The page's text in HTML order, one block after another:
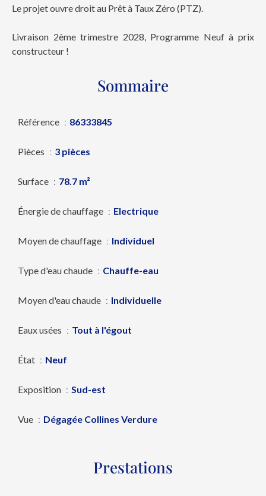
Le projet ouvre droit au Prêt à Taux Zéro (PTZ).
Livraison 2ème trimestre 2028, Programme Neuf à prix
constructeur !
Sommaire
Référence 86333845
Pièces 3 pièces
Surface 78.7 m²
Énergie de chauffage Electrique
Moyen de chauffage Individuel
Type d'eau chaude Chauffe-eau
Moyen d'eau chaude Individuelle
Eaux usées Tout à l'égout
État Neuf
Exposition Sud-est
Vue Dégagée Collines Verdure
Prestations